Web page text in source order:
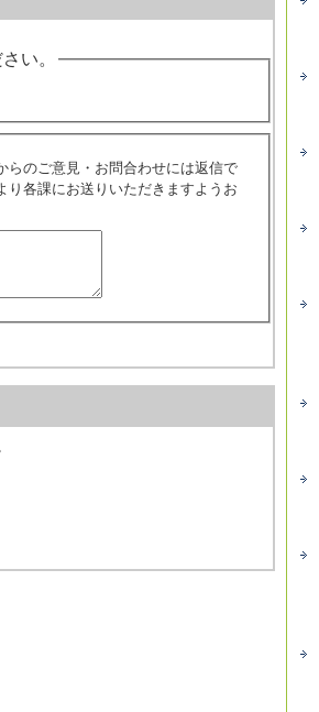
い。
らのご意見・お問合わせには返信で
り各課にお送りいただきますようお